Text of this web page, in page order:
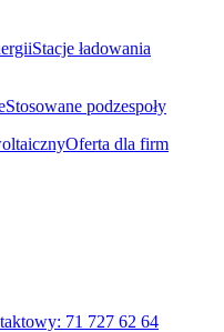
Stacje ładowania
Stosowane podzespoły
Oferta dla firm
71 727 62 64